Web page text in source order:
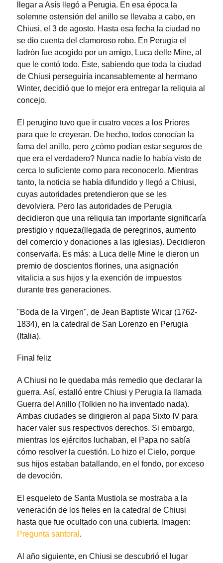
llegar a Asís llegó a Perugia. En esa época la
solemne ostensión del anillo se llevaba a cabo, en
Chiusi, el 3 de agosto. Hasta esa fecha la ciudad no
se dio cuenta del clamoroso robo. En Perugia el
ladrón fue acogido por un amigo, Luca delle Mine, al
que le contó todo. Este, sabiendo que toda la ciudad
de Chiusi perseguiría incansablemente al hermano
Winter, decidió que lo mejor era entregar la reliquia al
concejo.
El perugino tuvo que ir cuatro veces a los Priores
para que le creyeran. De hecho, todos conocían la
fama del anillo, pero ¿cómo podían estar seguros de
que era el verdadero? Nunca nadie lo había visto de
cerca lo suficiente como para reconocerlo. Mientras
tanto, la noticia se había difundido y llegó a Chiusi,
cuyas autoridades pretendieron que se les
devolviera. Pero las autoridades de Perugia
decidieron que una reliquia tan importante significaría
prestigio y riqueza(llegada de peregrinos, aumento
del comercio y donaciones a las iglesias). Decidieron
conservarla. Es más: a Luca delle Mine le dieron un
premio de doscientos florines, una asignación
vitalicia a sus hijos y la exención de impuestos
durante tres generaciones.
"Boda de la Virgen", de Jean Baptiste Wicar (1762-
1834), en la catedral de San Lorenzo en Perugia
(Italia).
Final feliz
A Chiusi no le quedaba más remedio que declarar la
guerra. Así, estalló entre Chiusi y Perugia la llamada
Guerra del Anillo (Tolkien no ha inventado nada).
Ambas ciudades se dirigieron al papa Sixto IV para
hacer valer sus respectivos derechos. Si embargo,
mientras los ejércitos luchaban, el Papa no sabía
cómo resolver la cuestión. Lo hizo el Cielo, porque
sus hijos estaban batallando, en el fondo, por exceso
de devoción.
El esqueleto de Santa Mustiola se mostraba a la
veneración de los fieles en la catedral de Chiusi
hasta que fue ocultado con una cubierta. Imagen:
Pregunta santoral .
Al año siguiente, en Chiusi se descubrió el lugar